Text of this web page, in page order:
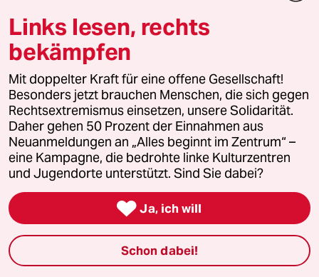
panterpreis 2026
Podcast
bundestalk
fernverbindung
klima update°
Mauerecho
Links lesen, rechts
bekämpfen
Mit doppelter Kraft für eine offene Gesellschaft!
Besonders jetzt brauchen Menschen, die sich gegen
Rechtsextremismus einsetzen, unsere Solidarität.
Daher gehen 50 Prozent der Einnahmen aus
Neuanmeldungen an „Alles beginnt im Zentrum“ –
eine Kampagne, die bedrohte linke Kulturzentren
und Jugendorte unterstützt. Sind Sie dabei?
 Ja, ich will
Schon dabei!